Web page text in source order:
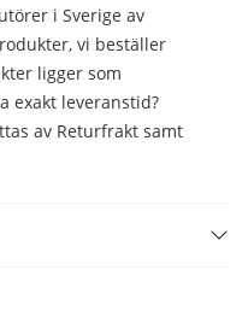
i Sverige av
vi beställer
ligger som
exakt leveranstid?
av Returfrakt samt